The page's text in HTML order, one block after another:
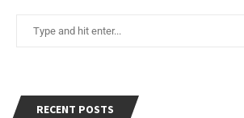
RECENT POSTS